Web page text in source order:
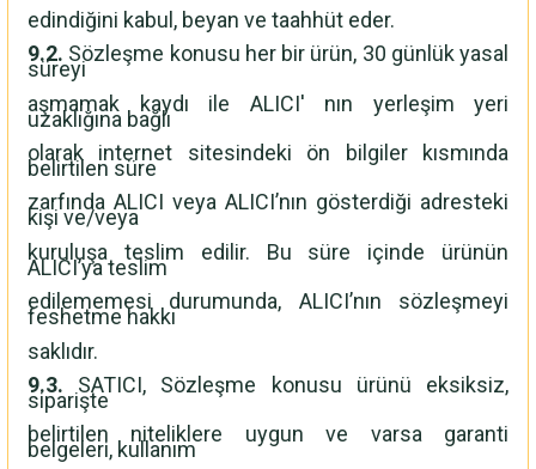
edindiğini kabul, beyan ve taahhüt eder.
9.2. Sözleşme konusu her bir ürün, 30 günlük yasal
süreyi
aşmamak kaydı ile ALICI' nın yerleşim yeri
uzaklığına bağlı
olarak internet sitesindeki ön bilgiler kısmında
belirtilen süre
zarfında ALICI veya ALICI’nın gösterdiği adresteki
kişi ve/veya
kuruluşa teslim edilir. Bu süre içinde ürünün
ALICI’ya teslim
edilememesi durumunda, ALICI’nın sözleşmeyi
feshetme hakkı
saklıdır.
9.3. SATICI, Sözleşme konusu ürünü eksiksiz,
siparişte
belirtilen niteliklere uygun ve varsa garanti
belgeleri, kullanım